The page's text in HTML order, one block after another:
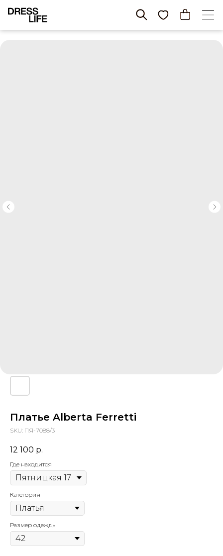
Платье Alberta Ferretti
SKU: ПЯ-7088/3
12 100 р.
Где находится
Категория
Размер одежды